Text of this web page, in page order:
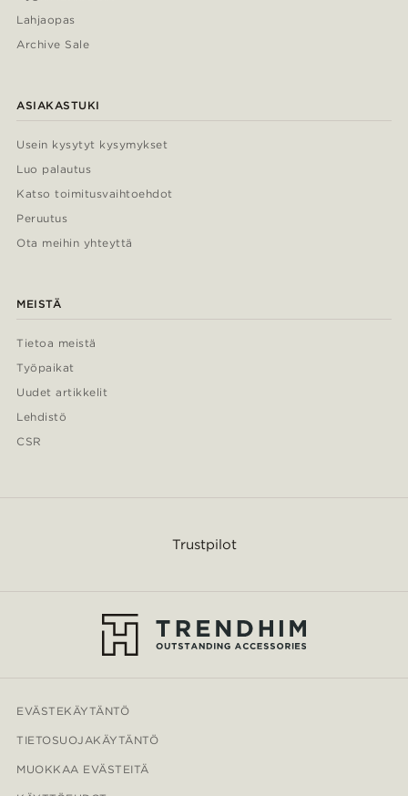
Lahjaopas
Archive Sale
ASIAKASTUKI
Usein kysytyt kysymykset
Luo palautus
Katso toimitusvaihtoehdot
Peruutus
Ota meihin yhteyttä
MEISTÄ
Tietoa meistä
Työpaikat
Uudet artikkelit
Lehdistö
CSR
Trustpilot
EVÄSTEKÄYTÄNTÖ
TIETOSUOJAKÄYTÄNTÖ
MUOKKAA EVÄSTEITÄ